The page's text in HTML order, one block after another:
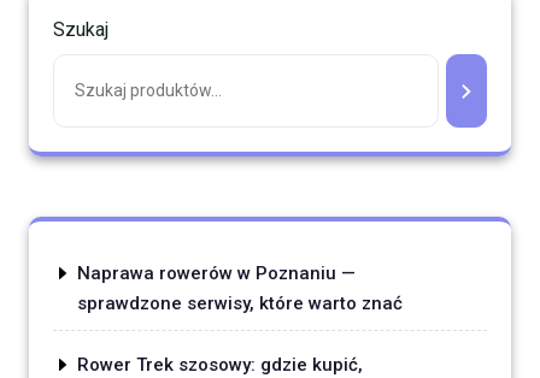
Szukaj
Naprawa rowerów w Poznaniu —
sprawdzone serwisy, które warto znać
Rower Trek szosowy: gdzie kupić,